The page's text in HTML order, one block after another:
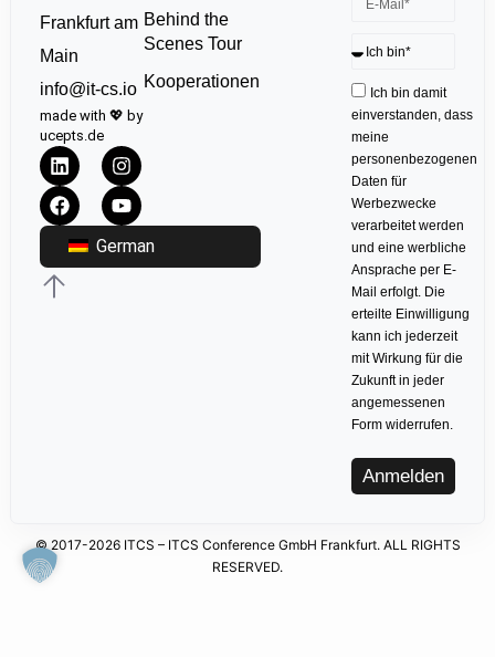
Frankfurt am
Main
info@it-cs.io
made with 💖 by
ucepts.de
German
Behind the
Scenes Tour
Kooperationen
Ich bin damit
einverstanden, dass
meine
personenbezogenen
Daten für
Werbezwecke
verarbeitet werden
und eine werbliche
Ansprache per E-
Mail erfolgt. Die
erteilte Einwilligung
kann ich jederzeit
mit Wirkung für die
Zukunft in jeder
angemessenen
Form widerrufen.
Anmelden
© 2017-2026 ITCS – ITCS Conference GmbH Frankfurt. ALL RIGHTS
RESERVED.